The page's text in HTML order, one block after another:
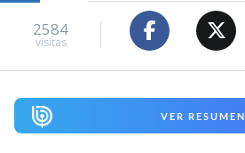
2584
visitas
VER RESUMEN